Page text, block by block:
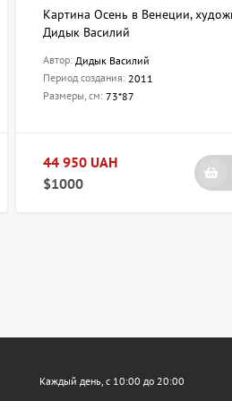
Картина Осень в Венеции,
Дидык Василий
Автор: Дидык Василий
Период создания: 2011
Размеры, см:73*87
44 950 UAH
$1000
Каждый день, с 10:00 до 20:00